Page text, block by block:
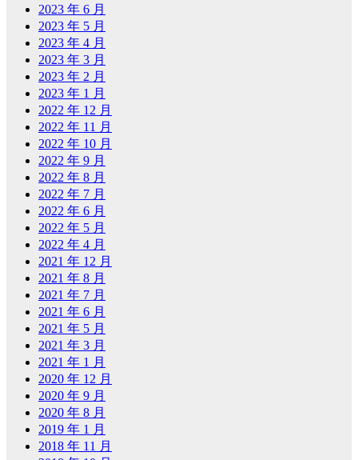
2023 年 6 月
2023 年 5 月
2023 年 4 月
2023 年 3 月
2023 年 2 月
2023 年 1 月
2022 年 12 月
2022 年 11 月
2022 年 10 月
2022 年 9 月
2022 年 8 月
2022 年 7 月
2022 年 6 月
2022 年 5 月
2022 年 4 月
2021 年 12 月
2021 年 8 月
2021 年 7 月
2021 年 6 月
2021 年 5 月
2021 年 3 月
2021 年 1 月
2020 年 12 月
2020 年 9 月
2020 年 8 月
2019 年 1 月
2018 年 11 月